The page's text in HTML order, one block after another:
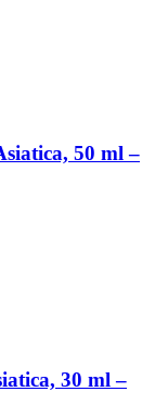
50 ml –
30 ml –